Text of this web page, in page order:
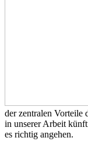
der zentralen Vorteile
in unserer Arbeit
es richtig angehen.